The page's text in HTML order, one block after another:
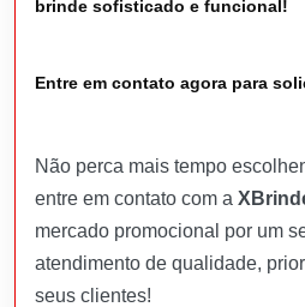
brinde sofisticado e funcional!
Entre em contato agora para
Não perca mais tempo
entre em contato com a
mercado promocional por um
atendimento de qualidade,
seus clientes!